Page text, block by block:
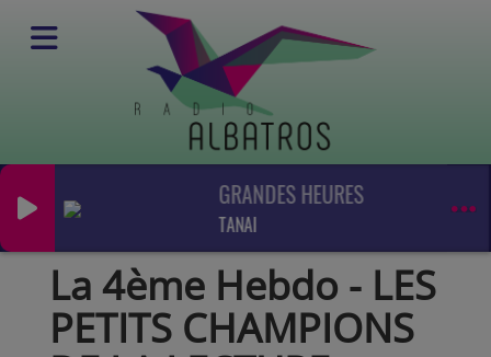
GRANDES HEURES DU CHANT
TANAI
Podcasts La 4ème l'hebdo
La 4ème Hebdo - LES
PETITS CHAMPIONS